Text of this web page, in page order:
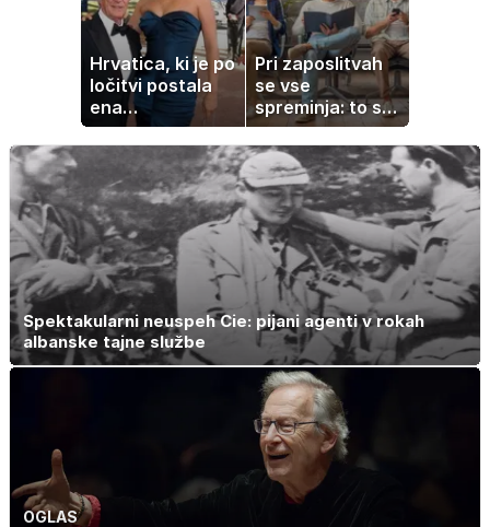
Hrvatica, ki je po
ločitvi postala
ena
najbogatejših
ločenk na svetu
Pri zaposlitvah
se vse
spreminja: to so
veščine, ki vam
lahko prinesejo
višjo plačo
Spektakularni neuspeh Cie: pijani agenti v rokah
albanske tajne službe
OGLAS